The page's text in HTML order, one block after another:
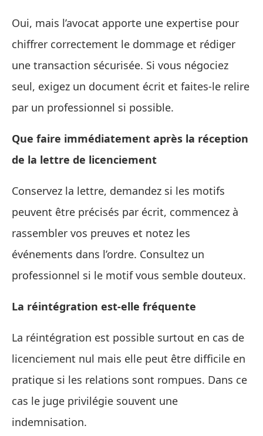
Oui, mais l’avocat apporte une expertise pour
chiffrer correctement le dommage et rédiger
une transaction sécurisée. Si vous négociez
seul, exigez un document écrit et faites-le relire
par un professionnel si possible.
Que faire immédiatement après la réception
de la lettre de licenciement
Conservez la lettre, demandez si les motifs
peuvent être précisés par écrit, commencez à
rassembler vos preuves et notez les
événements dans l’ordre. Consultez un
professionnel si le motif vous semble douteux.
La réintégration est‑elle fréquente
La réintégration est possible surtout en cas de
licenciement nul mais elle peut être difficile en
pratique si les relations sont rompues. Dans ce
cas le juge privilégie souvent une
indemnisation.